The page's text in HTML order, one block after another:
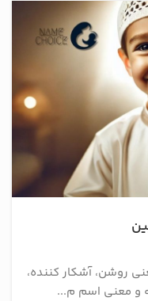
روشن، آشکار کننده،
و معنی اسم م...